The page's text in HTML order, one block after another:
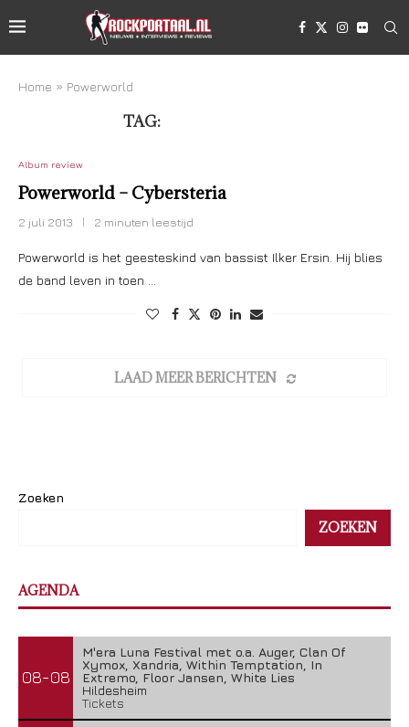
Home » Powerworld
TAG:
Album review
Powerworld – Cybersteria
2 juli 2013 2 minuten leestijd
Powerworld is het geesteskind van bassist Ilker Ersin. Hij blies
de band leven in toen …
LAAD MEER BERICHTEN
Zoeken
ZOEKEN
AGENDA
08-08
M'era Luna Festival met o.a. Auger, Clan Of
Xymox, Xandria, Within Temptation, In
Extremo, Floor Jansen, White Lies
Hildesheim
Tickets